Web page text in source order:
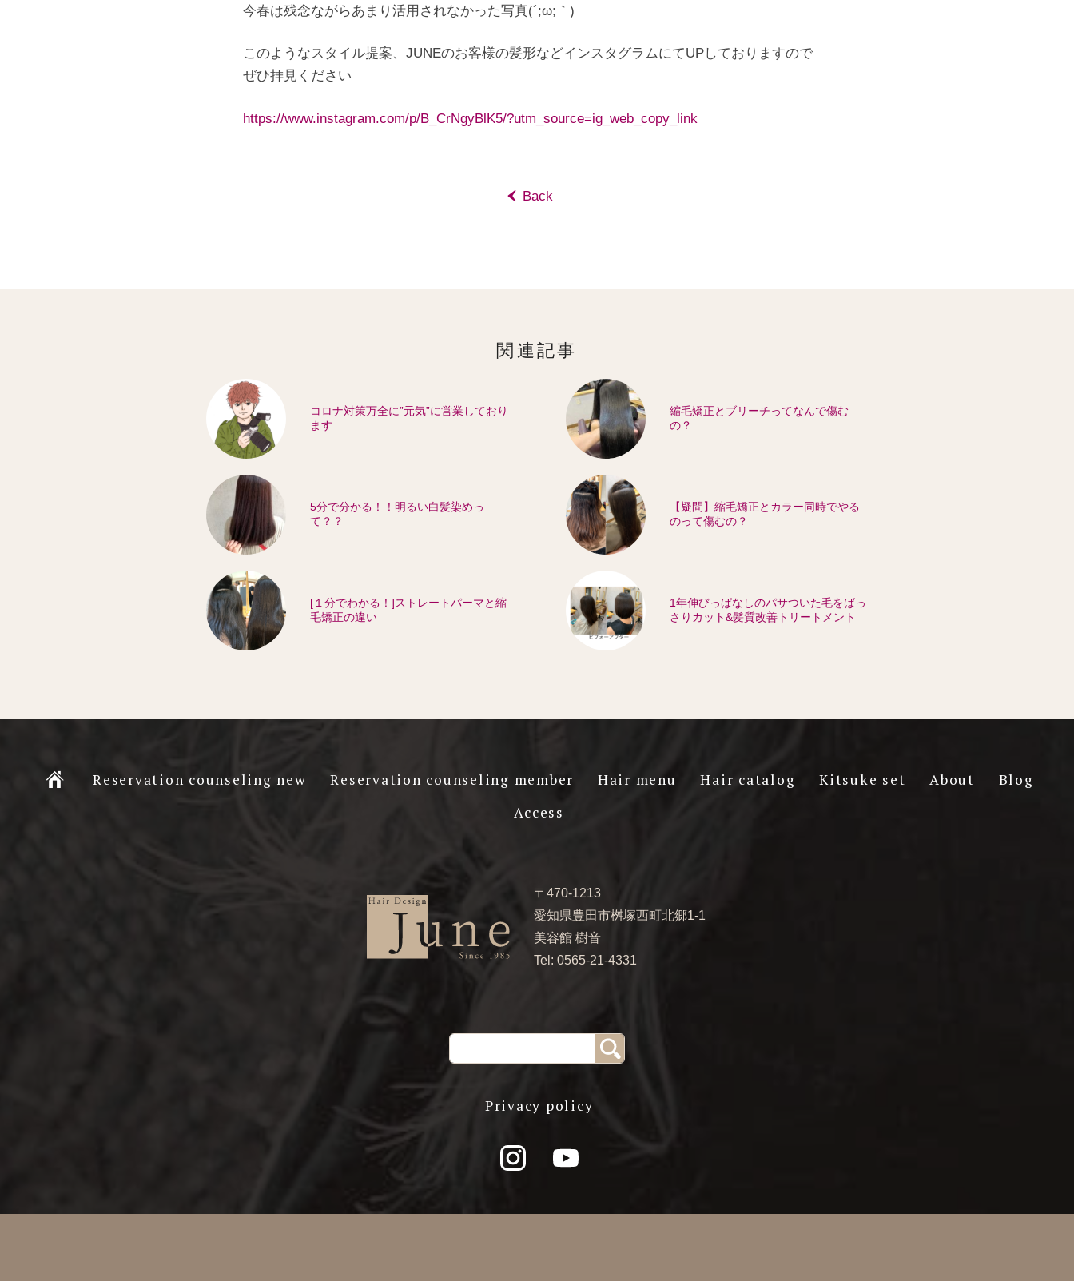
今春は残念ながらあまり活用されなかった写真(´;ω;｀)
このようなスタイル提案、JUNEのお客様の髪形などインスタグラムにてUPしておりますので
ぜひ拝見ください
https://www.instagram.com/p/B_CrNgyBlK5/?utm_source=ig_web_copy_link
‹ Back
関連記事
コロナ対策万全に”元気”に営業しており
ます
縮毛矯正とブリーチってなんで傷む
の？
5分で分かる！！明るい白髪染めっ
て？？
【疑問】縮毛矯正とカラー同時でやる
のって傷むの？
[１分でわかる！]ストレートパーマと縮
毛矯正の違い
1年伸びっぱなしのパサついた毛をばっ
さりカット&髪質改善トリートメント
Ç Reservation counseling new Reservation counseling member Hair menu Hair catalog Kitsuke set About
Blog
Access
〒470-1213
愛知県豊田市桝塚西町北郷1-1
美容館 樹音
Tel: 0565-21-4331
Privacy policy